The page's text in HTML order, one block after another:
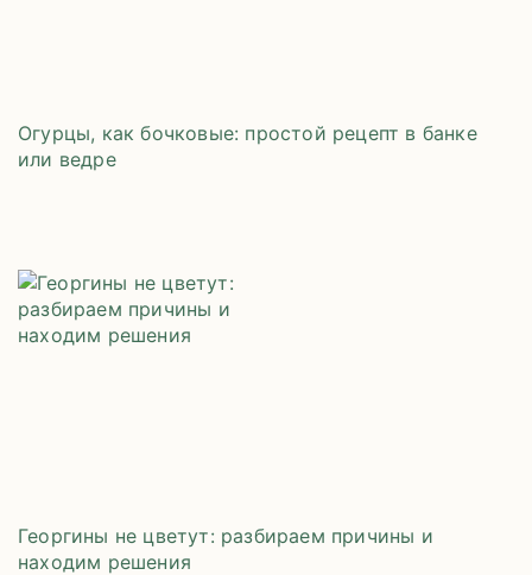
Огурцы, как бочковые: простой рецепт в банке
или ведре
Георгины не цветут: разбираем причины и
находим решения